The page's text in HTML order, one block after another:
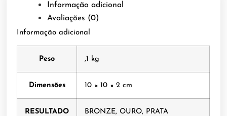
Informação adicional
Avaliações (0)
Informação adicional
Peso ,1 kg
Dimensões 10 × 10 × 2 cm
RESULTADO BRONZE, OURO, PRATA